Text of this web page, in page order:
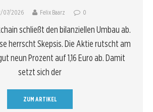
07/2026 Felix Baarz 0
schließt den bilanziellen Umbau ab.
herrscht Skepsis. Die Aktie rutscht am
neun Prozent auf 1,16 Euro ab. Damit
setzt sich der
ZUM ARTIKEL